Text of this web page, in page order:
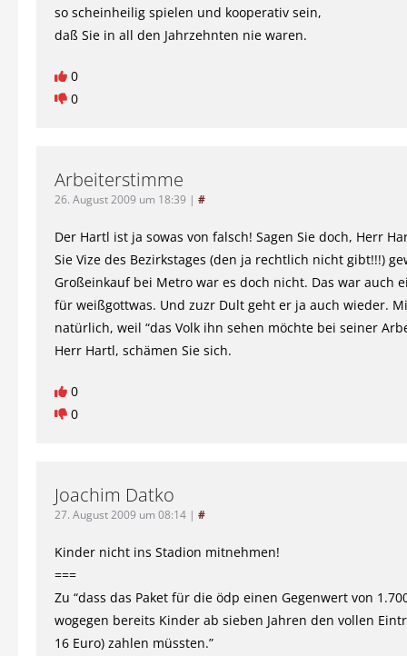
so scheinheilig spielen und kooperativ sein,
daß Sie in all den Jahrzehnten nie waren.
0
0
Arbeiterstimme
26. August 2009 um 18:39 | #
Der Hartl ist ja sowas von falsch! Sagen Sie doch, Herr
Sie Vize des Bezirkstages (den ja rechtlich nicht gibt!!!)
Großeinkauf bei Metro war es doch nicht. Das war auch
für weißgottwas. Und zuzr Dult geht er ja auch wieder.
natürlich, weil “das Volk ihn sehen möchte bei seiner
Herr Hartl, schämen Sie sich.
0
0
Joachim Datko
27. August 2009 um 08:14 | #
Kinder nicht ins Stadion mitnehmen!
===
Zu “dass das Paket für die ödp einen Gegenwert von
wogegen bereits Kinder ab sieben Jahren den vollen
16 Euro) zahlen müssten.”